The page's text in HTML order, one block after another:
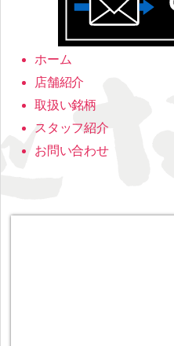
ホーム
店舗紹介
取扱い銘柄
スタッフ紹介
お問い合わせ